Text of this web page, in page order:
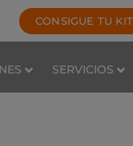
CONSIGUE TU
SERVICIOS